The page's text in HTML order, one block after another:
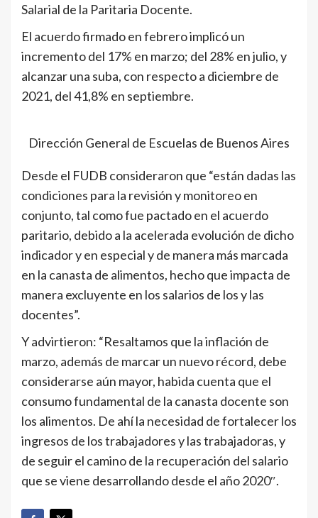
Salarial de la Paritaria Docente.
El acuerdo firmado en febrero implicó un
incremento del 17% en marzo; del 28% en julio, y
alcanzar una suba, con respecto a diciembre de
2021, del 41,8% en septiembre.
Dirección General de Escuelas de Buenos Aires
Desde el FUDB consideraron que “están dadas las
condiciones para la revisión y monitoreo en
conjunto, tal como fue pactado en el acuerdo
paritario, debido a la acelerada evolución de dicho
indicador y en especial y de manera más marcada
en la canasta de alimentos, hecho que impacta de
manera excluyente en los salarios de los y las
docentes”.
Y advirtieron: “Resaltamos que la inflación de
marzo, además de marcar un nuevo récord, debe
considerarse aún mayor, habida cuenta que el
consumo fundamental de la canasta docente son
los alimentos. De ahí la necesidad de fortalecer los
ingresos de los trabajadores y las trabajadoras, y
de seguir el camino de la recuperación del salario
que se viene desarrollando desde el año 2020″.